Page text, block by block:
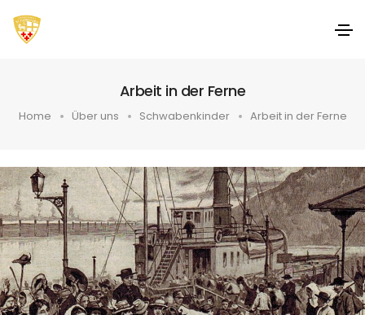
Arbeit in der Ferne
Home Über uns Schwabenkinder Arbeit in der Ferne